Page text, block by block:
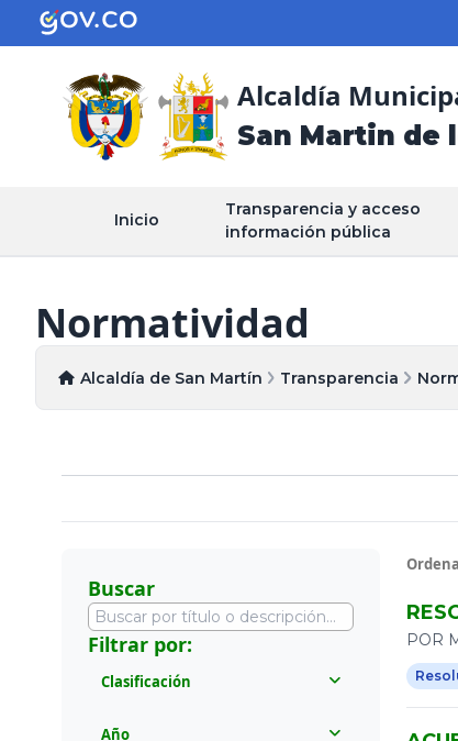
Alcaldía
San Martin de
Inicio
Transparencia y acceso
información pública
Normatividad
Alcaldía de San Martín Transparencia
Buscar
Filtrar por:
Clasificación
Año
POR